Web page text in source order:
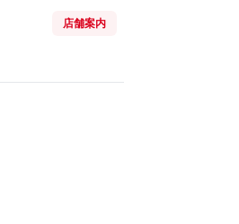
店舗案内